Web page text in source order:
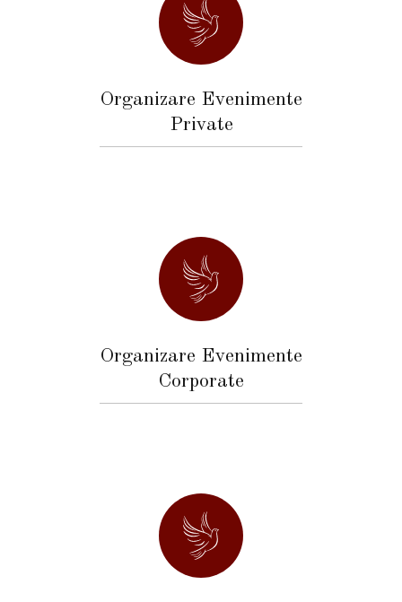
Organizare Evenimente
Private
Organizare Evenimente
Corporate